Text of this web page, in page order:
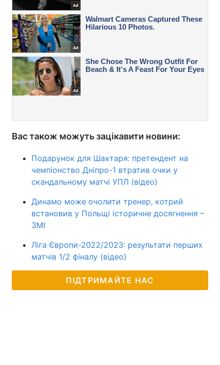
Вас також можуть зацікавити новини:
Подарунок для Шахтаря: претендент на
чемпіонство Дніпро-1 втратив очки у
скандальному матчі УПЛ (відео)
Динамо може очолити тренер, котрий
встановив у Польщі історичне досягнення –
ЗМІ
Ліга Європи-2022/2023: результати перших
матчів 1/2 фіналу (відео)
ПІДТРИМАЙТЕ НАС